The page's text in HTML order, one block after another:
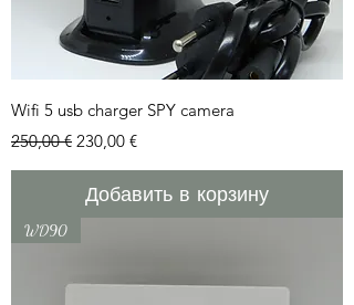
Wifi 5 usb charger SPY camera
Обычная цена
250,00 € Цена со скидкой
230,00 €
Добавить в корзину
WD90